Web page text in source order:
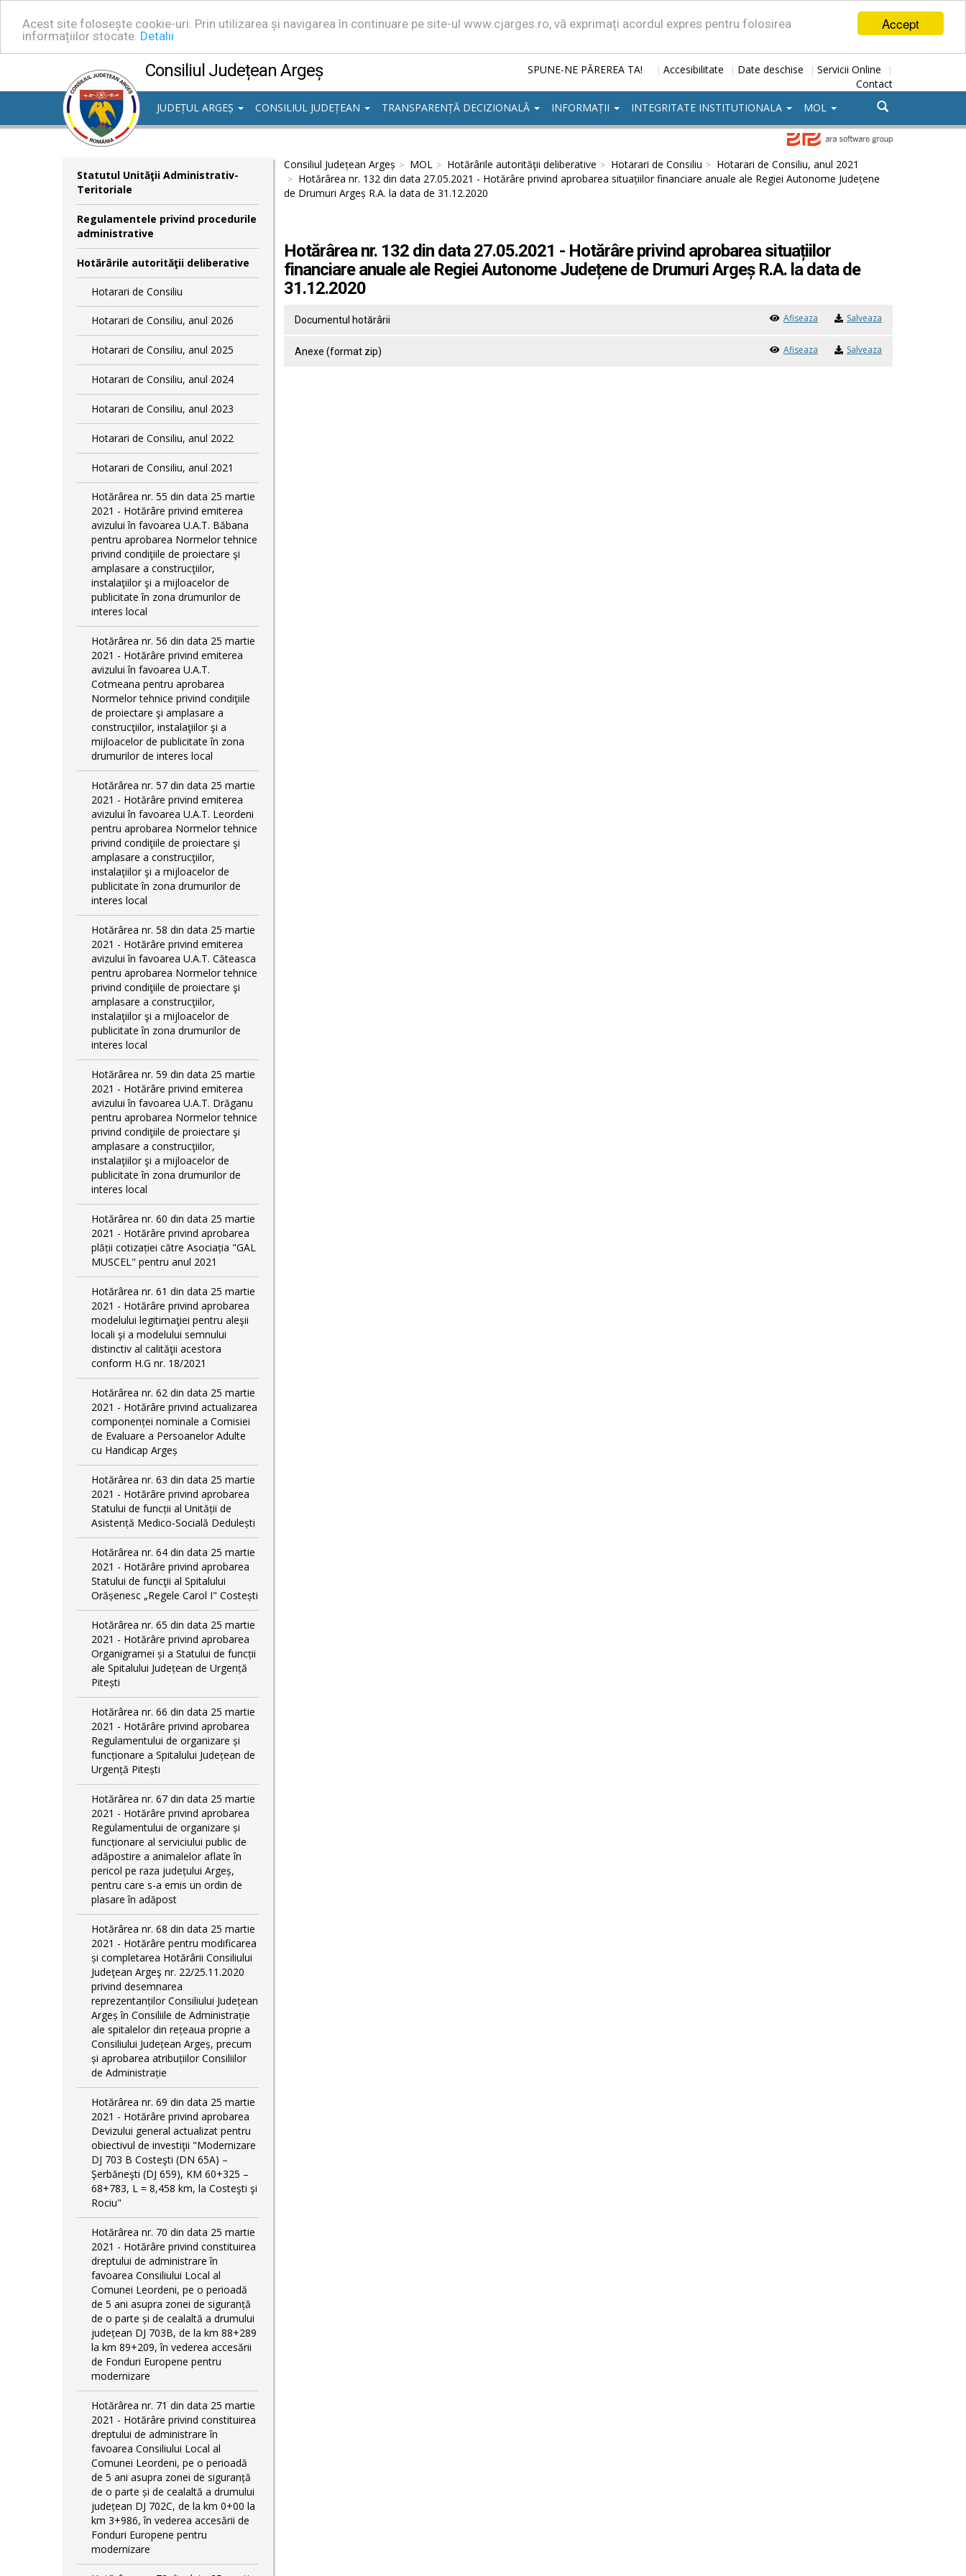
Accept
Acest site folosește cookie-uri. Prin utilizarea și navigarea în continuare pe site-ul www.cjarges.ro, vă exprimați acordul expres pentru folosirea
informațiilor stocate. Detalii
Consiliul Județean Argeș SPUNE-NE PĂREREA TA! | Accesibilitate | Date deschise | Servicii Online |
Contact
JUDEȚUL ARGEȘ
CONSILIUL JUDEȚEAN TRANSPARENȚĂ DECIZIONALĂ INFORMAȚII INTEGRITATE INSTITUTIONALA MOL
Statutul Unităţii Administrativ-
Teritoriale
Regulamentele privind procedurile
administrative
Hotărârile autorităţii deliberative
Hotarari de Consiliu
Hotarari de Consiliu, anul 2026
Hotarari de Consiliu, anul 2025
Hotarari de Consiliu, anul 2024
Hotarari de Consiliu, anul 2023
Hotarari de Consiliu, anul 2022
Hotarari de Consiliu, anul 2021
Hotărârea nr. 55 din data 25 martie
2021 - Hotărâre privind emiterea
avizului în favoarea U.A.T. Băbana
pentru aprobarea Normelor tehnice
privind condiţiile de proiectare şi
amplasare a construcţiilor,
instalaţiilor şi a mijloacelor de
publicitate în zona drumurilor de
interes local
Hotărârea nr. 56 din data 25 martie
2021 - Hotărâre privind emiterea
avizului în favoarea U.A.T.
Cotmeana pentru aprobarea
Normelor tehnice privind condiţiile
de proiectare şi amplasare a
construcţiilor, instalaţiilor şi a
mijloacelor de publicitate în zona
drumurilor de interes local
Hotărârea nr. 57 din data 25 martie
2021 - Hotărâre privind emiterea
avizului în favoarea U.A.T. Leordeni
pentru aprobarea Normelor tehnice
privind condiţiile de proiectare şi
amplasare a construcţiilor,
instalaţiilor şi a mijloacelor de
publicitate în zona drumurilor de
interes local
Hotărârea nr. 58 din data 25 martie
2021 - Hotărâre privind emiterea
avizului în favoarea U.A.T. Căteasca
pentru aprobarea Normelor tehnice
privind condiţiile de proiectare şi
amplasare a construcţiilor,
instalaţiilor şi a mijloacelor de
publicitate în zona drumurilor de
interes local
Hotărârea nr. 59 din data 25 martie
2021 - Hotărâre privind emiterea
avizului în favoarea U.A.T. Drăganu
pentru aprobarea Normelor tehnice
privind condiţiile de proiectare şi
amplasare a construcţiilor,
instalaţiilor şi a mijloacelor de
publicitate în zona drumurilor de
interes local
Hotărârea nr. 60 din data 25 martie
2021 - Hotărâre privind aprobarea
plății cotizației către Asociația "GAL
MUSCEL" pentru anul 2021
Hotărârea nr. 61 din data 25 martie
2021 - Hotărâre privind aprobarea
modelului legitimaţiei pentru aleşii
locali şi a modelului semnului
distinctiv al calităţii acestora
conform H.G nr. 18/2021
Hotărârea nr. 62 din data 25 martie
2021 - Hotărâre privind actualizarea
componenței nominale a Comisiei
de Evaluare a Persoanelor Adulte
cu Handicap Argeș
Hotărârea nr. 63 din data 25 martie
2021 - Hotărâre privind aprobarea
Statului de funcții al Unității de
Asistență Medico-Socială Dedulești
Hotărârea nr. 64 din data 25 martie
2021 - Hotărâre privind aprobarea
Statului de funcţii al Spitalului
Orășenesc „Regele Carol I" Costești
Hotărârea nr. 65 din data 25 martie
2021 - Hotărâre privind aprobarea
Organigramei și a Statului de funcții
ale Spitalului Județean de Urgență
Pitești
Hotărârea nr. 66 din data 25 martie
2021 - Hotărâre privind aprobarea
Regulamentului de organizare și
funcționare a Spitalului Județean de
Urgență Pitești
Hotărârea nr. 67 din data 25 martie
2021 - Hotărâre privind aprobarea
Regulamentului de organizare și
funcționare al serviciului public de
adăpostire a animalelor aflate în
pericol pe raza județului Argeș,
pentru care s-a emis un ordin de
plasare în adăpost
Hotărârea nr. 68 din data 25 martie
2021 - Hotărâre pentru modificarea
și completarea Hotărârii Consiliului
Judeţean Argeş nr. 22/25.11.2020
privind desemnarea
reprezentanților Consiliului Județean
Argeș în Consiliile de Administrație
ale spitalelor din rețeaua proprie a
Consiliului Județean Argeș, precum
și aprobarea atribuțiilor Consiliilor
de Administrație
Hotărârea nr. 69 din data 25 martie
2021 - Hotărâre privind aprobarea
Devizului general actualizat pentru
obiectivul de investiţii "Modernizare
DJ 703 B Costeşti (DN 65A) –
Şerbăneşti (DJ 659), KM 60+325 –
68+783, L = 8,458 km, la Costeşti şi
Rociu"
Hotărârea nr. 70 din data 25 martie
2021 - Hotărâre privind constituirea
dreptului de administrare în
favoarea Consiliului Local al
Comunei Leordeni, pe o perioadă
de 5 ani asupra zonei de siguranță
de o parte și de cealaltă a drumului
județean DJ 703B, de la km 88+289
la km 89+209, în vederea accesării
de Fonduri Europene pentru
modernizare
Hotărârea nr. 71 din data 25 martie
2021 - Hotărâre privind constituirea
dreptului de administrare în
favoarea Consiliului Local al
Comunei Leordeni, pe o perioadă
de 5 ani asupra zonei de siguranță
de o parte și de cealaltă a drumului
județean DJ 702C, de la km 0+00 la
km 3+986, în vederea accesării de
Fonduri Europene pentru
modernizare
Consiliul Județean Argeș MOL Hotărârile autorităţii deliberative Hotarari de Consiliu
Hotarari de Consiliu, anul 2021
Hotărârea nr. 132 din data 27.05.2021 - Hotărâre privind aprobarea situațiilor financiare anuale ale Regiei Autonome Județene
de Drumuri Argeș R.A. la data de 31.12.2020
Hotărârea nr. 132 din data 27.05.2021 - Hotărâre privind aprobarea situațiilor
financiare anuale ale Regiei Autonome Județene de Drumuri Argeș R.A. la data de
31.12.2020
Documentul hotărârii Afiseaza Salveaza
Anexe (format zip) Afiseaza Salveaza